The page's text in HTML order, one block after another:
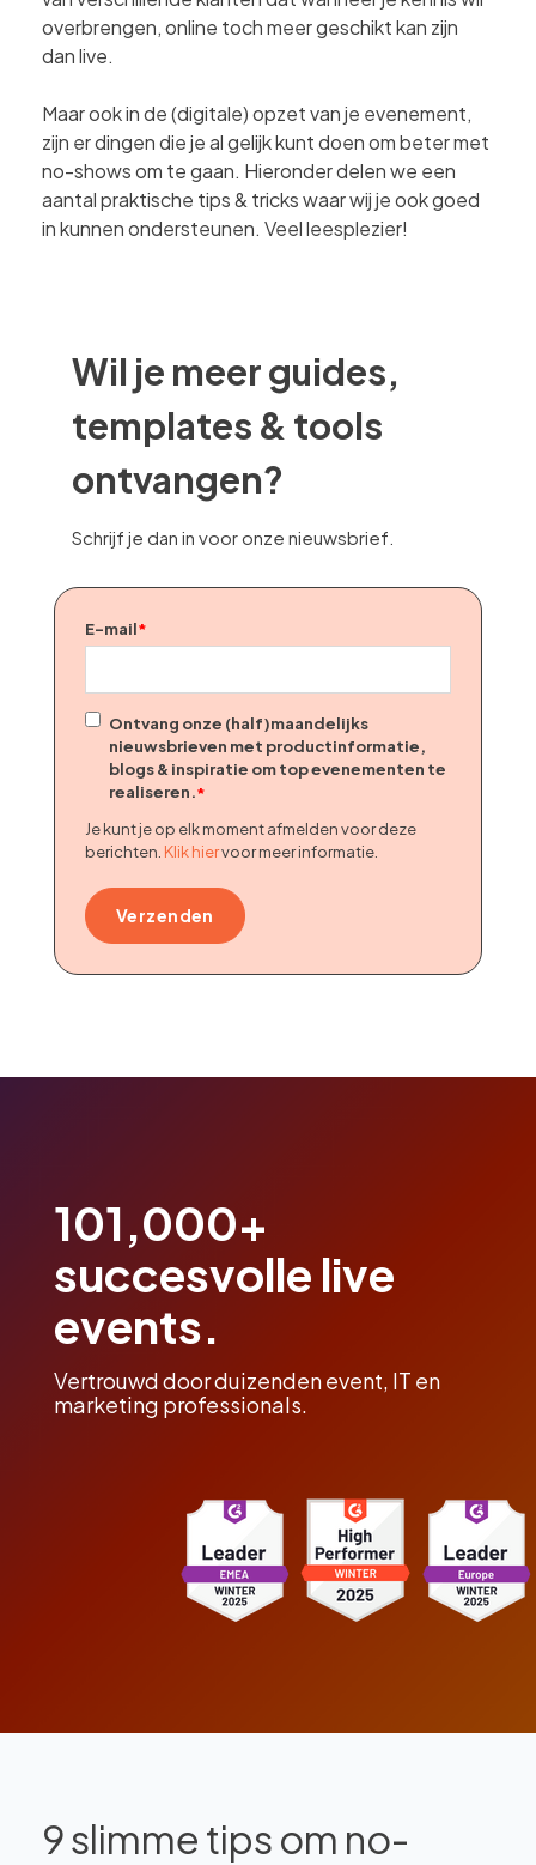
overbrengen, online toch meer geschikt kan zijn
dan live.
Maar ook in de (digitale) opzet van je evenement,
zijn er dingen die je al gelijk kunt doen om beter met
no-shows om te gaan. Hieronder delen we een
aantal praktische tips & tricks waar wij je ook goed
in kunnen ondersteunen. Veel leesplezier!
Wil je meer guides,
templates & tools
ontvangen?
Schrijf je dan in voor onze nieuwsbrief.
E-mail*
Ontvang onze (half)maandelijks
nieuwsbrieven met productinformatie,
blogs & inspiratie om top evenementen te
realiseren.*
Je kunt je op elk moment afmelden voor deze
berichten. Klik hiervoor meer informatie.
101,000+
succesvolle live
events.
Vertrouwd door duizenden event, IT en
marketing professionals.
9 slimme tips om no-